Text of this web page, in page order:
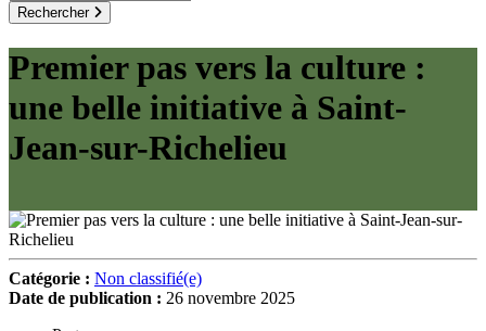
Rechercher
Premier pas vers la culture :
une belle initiative à Saint-
Jean-sur-Richelieu
Catégorie : Non classifié(e)
Date de publication : 26 novembre 2025